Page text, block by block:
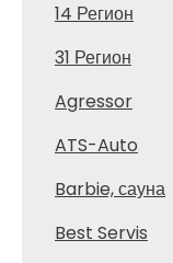
14 Регион
31 Регион
Agressor
ATS-Auto
Barbie, сауна
Best Servis